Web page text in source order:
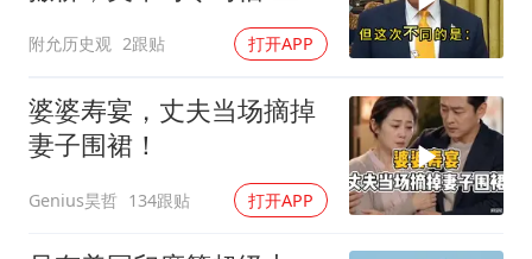
一”，伊朗这回还会上当
吗？
附允历史观 2跟贴 打开APP
婆婆寿宴，丈夫当场摘掉
妻子围裙！
Genius昊哲 134跟贴 打开APP